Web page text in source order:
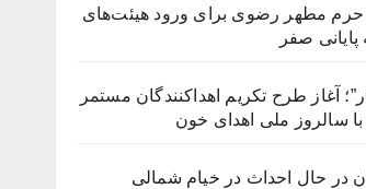
حرم مطهر رضوی برای ورود هیئت‌های
صفر
آغاز طرح تکریم اهداکنندگان مستمر
سالروز ملی اهدای خون
در حال احداث در خیام شمالی